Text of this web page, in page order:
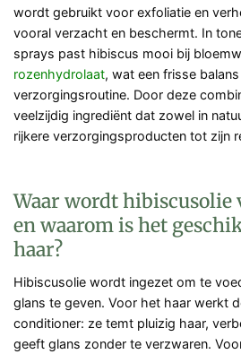
wordt gebruikt voor exfoliatie en
vooral verzacht en beschermt. In
sprays past hibiscus mooi bij
rozenhydrolaat, wat een frisse
verzorgingsroutine. Door deze
veelzijdig ingrediënt dat zowel in
rijkere verzorgingsproducten tot zijn
Waar wordt
en waarom is het
haar?
Hibiscusolie wordt ingezet om te
glans te geven. Voor het haar werkt
conditioner: ze temt pluizig haar,
geeft glans zonder te verzwaren.